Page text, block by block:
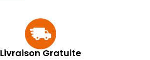
Livraison Gratuite